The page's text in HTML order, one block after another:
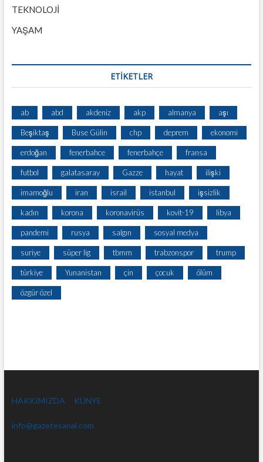
TEKNOLOJİ
YAŞAM
ETİKETLER
ab abd akdeniz akp almanya aşı
Beşiktaş Buse Gülin chp deprem ekonomi
erdoğan fenerbahce fenerbahçe fransa
futbol galatasaray Gazze hayat ilişki
imamoğlu iran israil istanbul işsizlik
kadın korona koronavirüs kovit-19 libya
pandemi rusya salgın sosyal medya
suriye süper lig tbmm trabzonspor trump
türkiye Yunanistan çin çocuk ölüm
özgür özel
HAKKIMIZDA KÜNYE
info@gazetesanal.com